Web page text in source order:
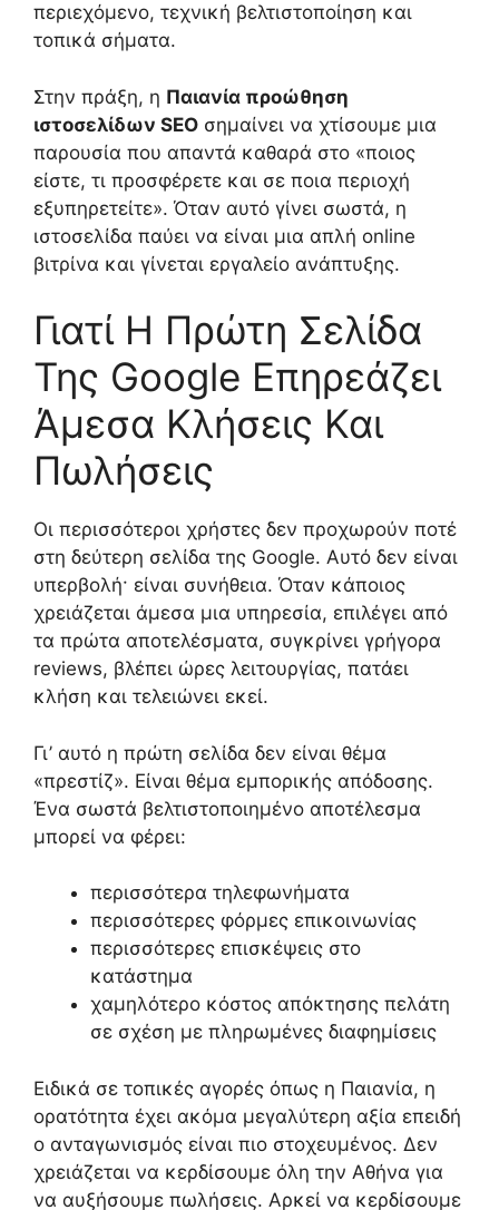
περιεχόμενο, τεχνική βελτιστοποίηση και
τοπικά σήματα.
Στην πράξη, η Παιανία προώθηση
ιστοσελίδων SEO σημαίνει να χτίσουμε μια
παρουσία που απαντά καθαρά στο «ποιος
είστε, τι προσφέρετε και σε ποια περιοχή
εξυπηρετείτε». Όταν αυτό γίνει σωστά, η
ιστοσελίδα παύει να είναι μια απλή online
βιτρίνα και γίνεται εργαλείο ανάπτυξης.
Γιατί Η Πρώτη Σελίδα
Της Google Επηρεάζει
Άμεσα Κλήσεις Και
Πωλήσεις
Οι περισσότεροι χρήστες δεν προχωρούν ποτέ
στη δεύτερη σελίδα της Google. Αυτό δεν είναι
υπερβολή· είναι συνήθεια. Όταν κάποιος
χρειάζεται άμεσα μια υπηρεσία, επιλέγει από
τα πρώτα αποτελέσματα, συγκρίνει γρήγορα
reviews, βλέπει ώρες λειτουργίας, πατάει
κλήση και τελειώνει εκεί.
Γι’ αυτό η πρώτη σελίδα δεν είναι θέμα
«πρεστίζ». Είναι θέμα εμπορικής απόδοσης.
Ένα σωστά βελτιστοποιημένο αποτέλεσμα
μπορεί να φέρει:
περισσότερα τηλεφωνήματα
περισσότερες φόρμες επικοινωνίας
περισσότερες επισκέψεις στο
κατάστημα
χαμηλότερο κόστος απόκτησης πελάτη
σε σχέση με πληρωμένες διαφημίσεις
Ειδικά σε τοπικές αγορές όπως η Παιανία, η
ορατότητα έχει ακόμα μεγαλύτερη αξία επειδή
ο ανταγωνισμός είναι πιο στοχευμένος. Δεν
χρειάζεται να κερδίσουμε όλη την Αθήνα για
να αυξήσουμε πωλήσεις. Αρκεί να κερδίσουμε